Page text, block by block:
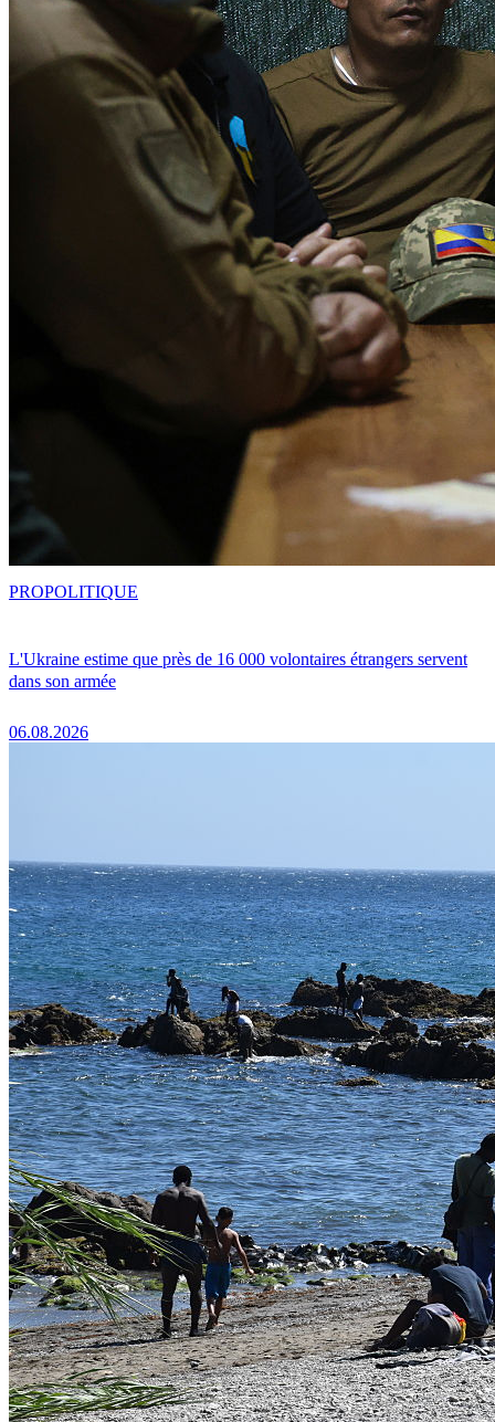
L'Ukraine estime que près de 16 000 volontaires étrangers servent
dans son armée
06.08.2026
PROPOLITIQUE